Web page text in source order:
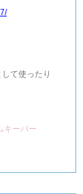
て使ったり
キーパー